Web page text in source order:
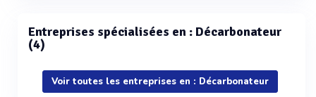
Entreprises spécialisées en : Décarbonateur
(4)
Voir toutes les entreprises en : Décarbonateur